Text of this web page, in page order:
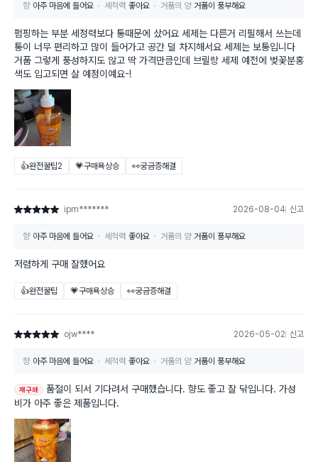
향 아주 마음에 들어요 세척력 좋아요 거품의 양 거품이 풍부해요
펌핑하는 부분 세정력보다 통때문에 샀어요 세제는 다른거 리필해서 쓰는데
통이 너무 편리하고 많이 들어가고 공간 덜 차지해서요 세제는 보통입니다
거품 그렇게 풍성하지도 않고 딱 가격만큼인데 브릴랑 세제 예전에 벚꽃분홍
색도 입고되면 살 예정이예요-!
👍완전꿀팁2 💗구매욕상승 👀궁금증해결
별점 5점 ipm******* 2026-08-04 신고
향 아주 마음에 들어요 세척력 좋아요 거품의 양 거품이 풍부해요
저렴하게 구매 잘했어요
👍완전꿀팁 💗구매욕상승 👀궁금증해결
별점 5점 ojw**** 2026-05-02 신고
향 아주 마음에 들어요 세척력 좋아요 거품의 양 거품이 풍부해요
재구매
품절이 되서 기다려서 구매했습니다. 향도 좋고 잘 닦입니다. 가성
비가 아주 좋은 제품입니다.